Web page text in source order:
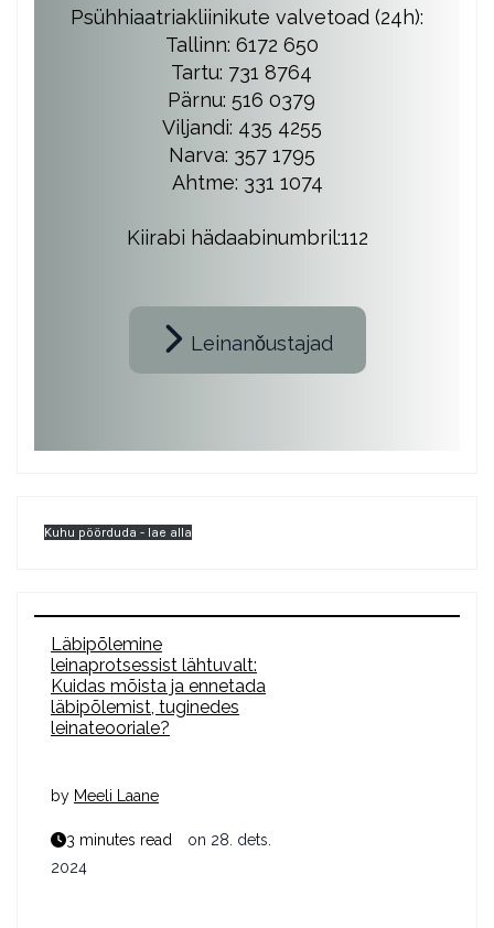
Psühhiaatriakliinikute valvetoad (24h):
Tallinn: 6172 650
Tartu: 731 8764
Pärnu: 516 0379
Viljandi: 435 4255
Narva: 357 1795
Ahtme: 331 1074
Kiirabi hädaabinumbril:112
Leinanǒustajad
Kuhu pöörduda - lae alla
Läbipõlemine
leinaprotsessist lähtuvalt:
Kuidas mõista ja ennetada
läbipõlemist, tuginedes
leinateooriale?
by Meeli Laane
3 minutes read on 28. dets.
2024